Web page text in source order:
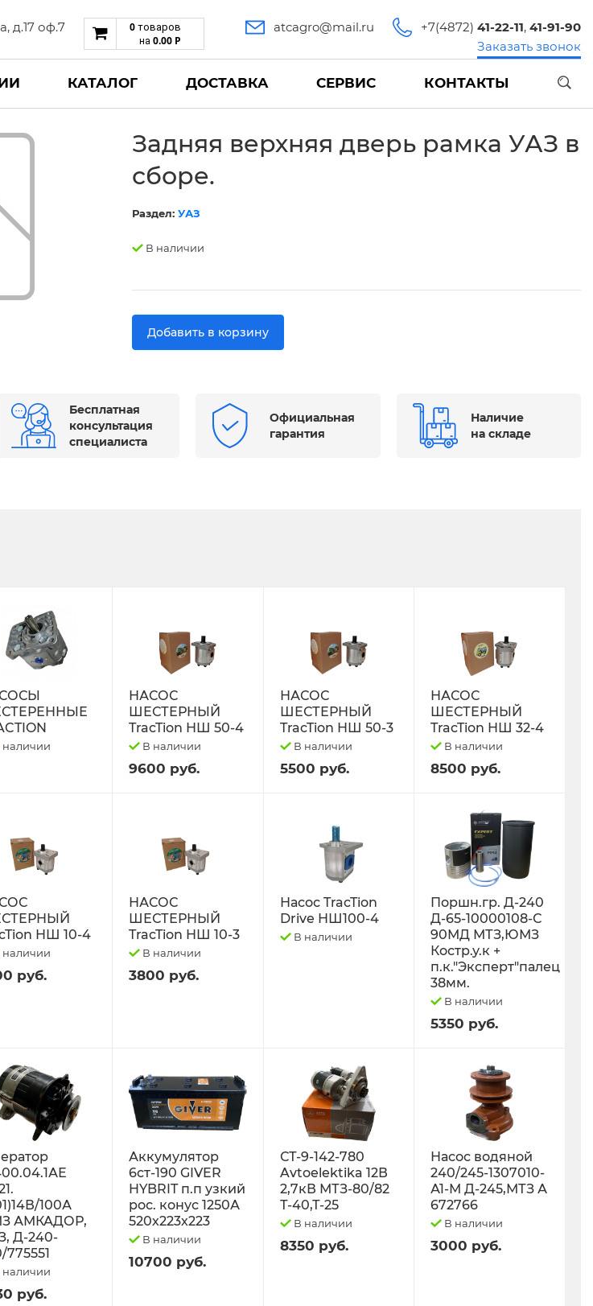
д.17 оф.7 0 товаров
на 0.00 Р
atcagro@mail.ru +7(4872) 41-22-11, 41-91-90
Заказать звонок
КАТАЛОГ ДОСТАВКА СЕРВИС КОНТАКТЫ
Задняя верхняя дверь рамка УАЗ в
сборе.
Раздел: УАЗ
В наличии
Добавить в корзину
Бесплатная
консультация
специалиста
Официальная
гарантия
Наличие
на складе
наличии
НАСОС
ШЕСТЕРНЫЙ
TracTion НШ 50-4
В наличии
9600 руб.
НАСОС
ШЕСТЕРНЫЙ
TracTion НШ 50-3
В наличии
5500 руб.
НАСОС
ШЕСТЕРНЫЙ
TracTion НШ 32-4
В наличии
8500 руб.
НШ 10-4
наличии
руб.
НАСОС
ШЕСТЕРНЫЙ
TracTion НШ 10-3
В наличии
3800 руб.
Насос TracTion
Drive НШ100-4
В наличии
Поршн.гр. Д-240
Д-65-10000108-С
90МД МТЗ,ЮМЗ
Костр.у.к +
п.к."Эксперт"палец
38мм.
В наличии
5350 руб.
100А
АМКАДОР,
Д-240-
775551
наличии
руб.
Аккумулятор
6ст-190 GIVER
HYBRIT п.п узкий
рос. конус 1250А
520х223х223
В наличии
10700 руб.
СТ-9-142-780
Avtoelektika 12В
2,7кВ МТЗ-80/82
Т-40,Т-25
В наличии
8350 руб.
Насос водяной
240/245-1307010-
А1-М Д-245,МТЗ А
672766
В наличии
3000 руб.